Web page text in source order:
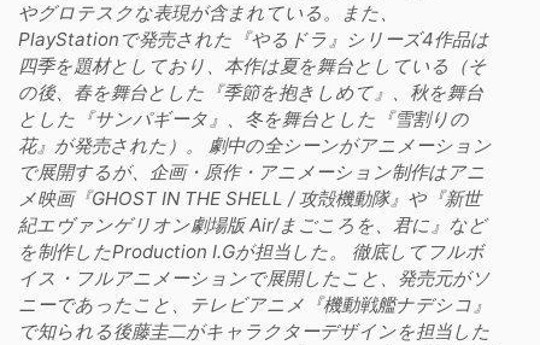
やグロテスクな表現が含まれている。また、
PlayStationで発売された『やるドラ』シリーズ4作品は
四季を題材としており、本作は夏を舞台としている（そ
の後、春を舞台とした『季節を抱きしめて』、秋を舞台
とした『サンパギータ』、冬を舞台とした『雪割りの
花』が発売された）。 劇中の全シーンがアニメーション
で展開するが、企画・原作・アニメーション制作はアニ
メ映画『GHOST IN THE SHELL / 攻殻機動隊』や『新世
紀エヴァンゲリオン劇場版 Air/まごころを、君に』など
を制作したProduction I.Gが担当した。 徹底してフルボ
イス・フルアニメーションで展開したこと、発売元がソ
ニーであったこと、テレビアニメ『機動戦艦ナデシコ』
で知られる後藤圭二がキャラクターデザインを担当した